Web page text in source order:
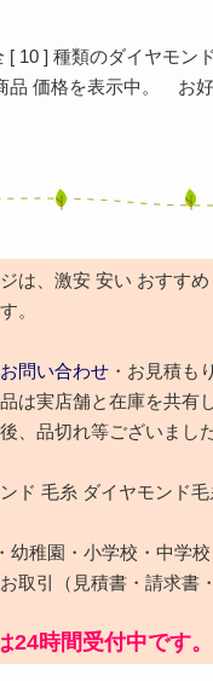
[ 10 ] 種類のダイヤモン
品 価格を表示中。 お
は、激安 安い おすす
。
お問い合わせ ・お見積
は実店舗と在庫を共有
、品切れ等ございまし
ド 毛糸 ダイヤモンド
幼稚園・小学校・中学
取引（見積書・請求書
24時間受付中です